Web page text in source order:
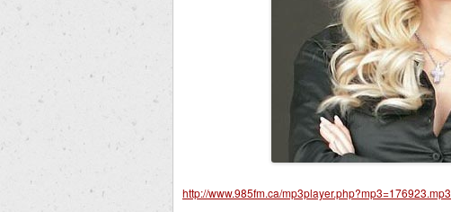
http://www.985fm.ca/mp3player.php?mp3=176923.mp3